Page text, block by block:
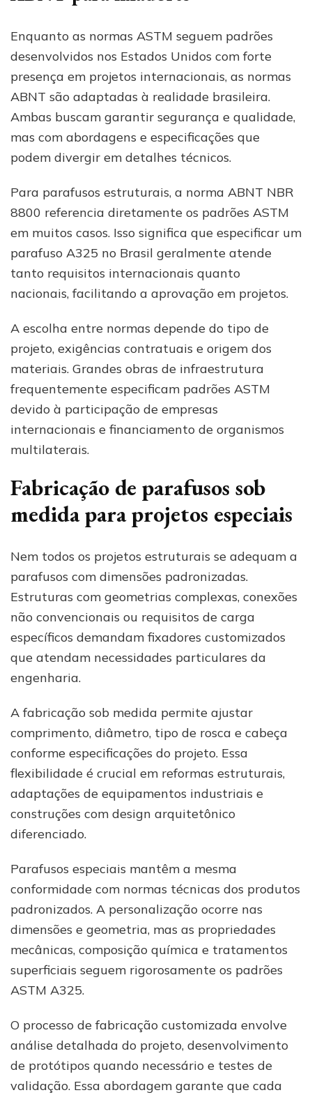
Enquanto as normas ASTM seguem padrões
desenvolvidos nos Estados Unidos com forte
presença em projetos internacionais, as normas
ABNT são adaptadas à realidade brasileira.
Ambas buscam garantir segurança e qualidade,
mas com abordagens e especificações que
podem divergir em detalhes técnicos.
Para parafusos estruturais, a norma ABNT NBR
8800 referencia diretamente os padrões ASTM
em muitos casos. Isso significa que especificar um
parafuso A325 no Brasil geralmente atende
tanto requisitos internacionais quanto
nacionais, facilitando a aprovação em projetos.
A escolha entre normas depende do tipo de
projeto, exigências contratuais e origem dos
materiais. Grandes obras de infraestrutura
frequentemente especificam padrões ASTM
devido à participação de empresas
internacionais e financiamento de organismos
multilaterais.
Fabricação de parafusos sob
medida para projetos especiais
Nem todos os projetos estruturais se adequam a
parafusos com dimensões padronizadas.
Estruturas com geometrias complexas, conexões
não convencionais ou requisitos de carga
específicos demandam fixadores customizados
que atendam necessidades particulares da
engenharia.
A fabricação sob medida permite ajustar
comprimento, diâmetro, tipo de rosca e cabeça
conforme especificações do projeto. Essa
flexibilidade é crucial em reformas estruturais,
adaptações de equipamentos industriais e
construções com design arquitetônico
diferenciado.
Parafusos especiais mantêm a mesma
conformidade com normas técnicas dos produtos
padronizados. A personalização ocorre nas
dimensões e geometria, mas as propriedades
mecânicas, composição química e tratamentos
superficiais seguem rigorosamente os padrões
ASTM A325.
O processo de fabricação customizada envolve
análise detalhada do projeto, desenvolvimento
de protótipos quando necessário e testes de
validação. Essa abordagem garante que cada